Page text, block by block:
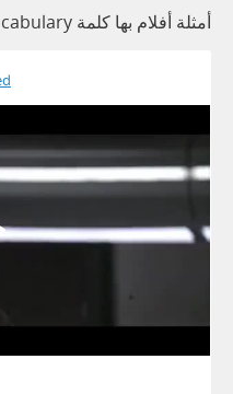
أمثلة أفلام بها كلمة Vocabulary